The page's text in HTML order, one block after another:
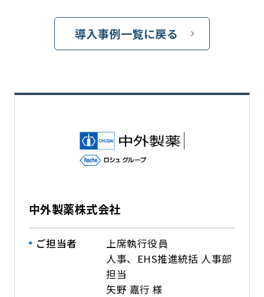
導入事例一覧に戻る
中外製薬株式会社
ご担当者
上席執行役員
人事、EHS推進統括 人事部
担当
矢野 嘉行 様